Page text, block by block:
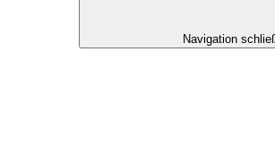
Navigation